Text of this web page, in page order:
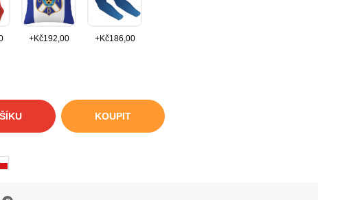
+Kč192,00 +Kč186,00
KOUPIT